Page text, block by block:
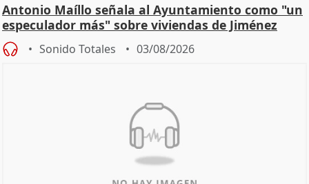
Antonio Maíllo señala al Ayuntamiento como "un
especulador más" sobre viviendas de Jiménez
Becerril
Sonido Totales 03/08/2026